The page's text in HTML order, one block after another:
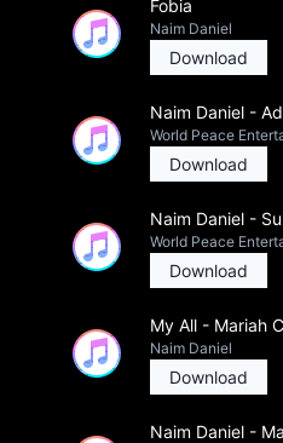
Fobia
Naim Daniel
Download
Naim Daniel -
World Peace
Download
Naim Daniel -
World Peace
Download
My All - Mariah
Naim Daniel
Download
Naim Daniel -